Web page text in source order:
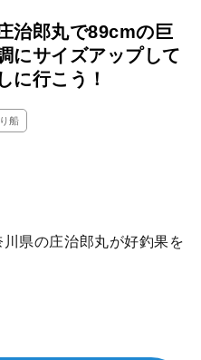
治郎丸で89cmの巨
にサイズアップして
に行こう！
船
県の庄治郎丸が好釣果を